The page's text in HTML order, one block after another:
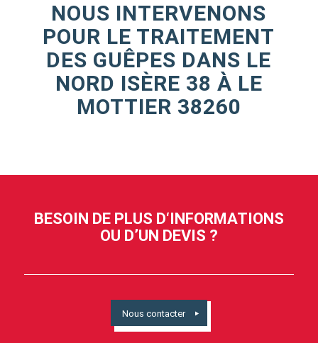
NOUS INTERVENONS
POUR LE TRAITEMENT
DES GUÊPES DANS LE
NORD ISÈRE 38 À LE
MOTTIER 38260
BESOIN DE PLUS D‘INFORMATIONS
OU D’UN DEVIS ?
Nous contacter